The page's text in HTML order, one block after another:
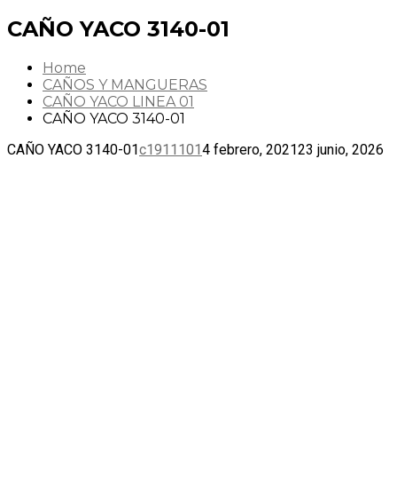
CAÑO YACO 3140-01
Home
CAÑOS Y MANGUERAS
CAÑO YACO LINEA 01
CAÑO YACO 3140-01
CAÑO YACO 3140-01c19111014 febrero, 202123 junio, 2026